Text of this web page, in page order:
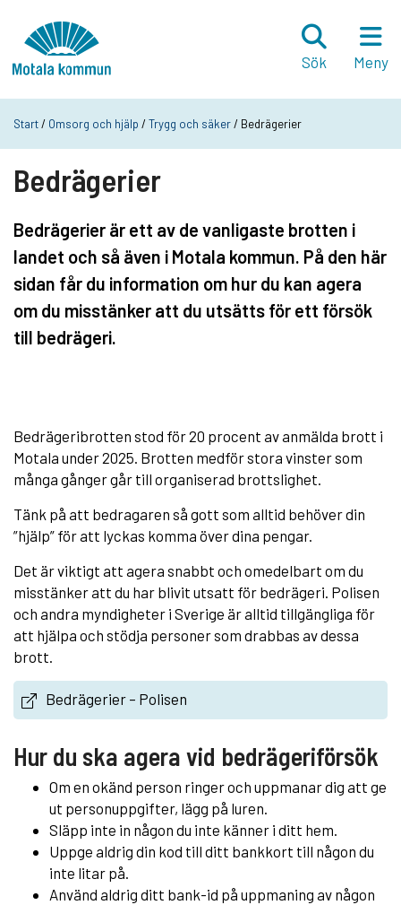
Sök
Meny
Start/ Omsorg och hjälp /Trygg och säker/ Bedrägerier
Bedrägerier
Bedrägerier är ett av de vanligaste brotten i
landet och så även i Motala kommun. På den här
sidan får du information om hur du kan agera
om du misstänker att du utsätts för ett försök
till bedrägeri.
Bedrägeribrotten stod för 20 procent av anmälda brott i
Motala under 2025. Brotten medför stora vinster som
många gånger går till organiserad brottslighet.
Tänk på att bedragaren så gott som alltid behöver din
”hjälp” för att lyckas komma över dina pengar.
Det är viktigt att agera snabbt och omedelbart om du
misstänker att du har blivit utsatt för bedrägeri. Polisen
och andra myndigheter i Sverige är alltid tillgängliga för
att hjälpa och stödja personer som drabbas av dessa
brott.
Bedrägerier – Polisen
Hur du ska agera vid bedrägeriförsök
Om en okänd person ringer och uppmanar dig att ge
ut personuppgifter, lägg på luren.
Släpp inte in någon du inte känner i ditt hem.
Uppge aldrig din kod till ditt bankkort till någon du
inte litar på.
Använd aldrig ditt bank-id på uppmaning av någon